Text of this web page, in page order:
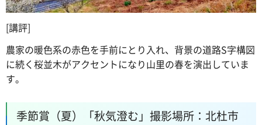
[講評]
農家の暖色系の赤色を手前にとり入れ、背景の道路S字構図
に続く桜並木がアクセントになり山里の春を演出していま
す。
季節賞（夏）「秋気澄む」撮影場所：北杜市